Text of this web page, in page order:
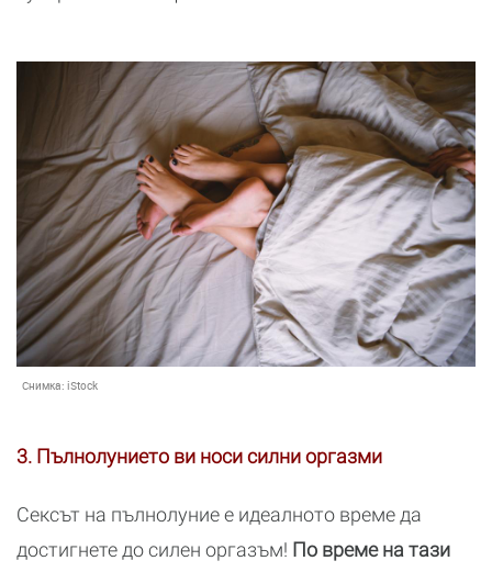
Снимка: iStock
3. Пълнолунието ви носи силни оргазми
Сексът на пълнолуние е идеалното време да
достигнете до силен оргазъм! По време на тази